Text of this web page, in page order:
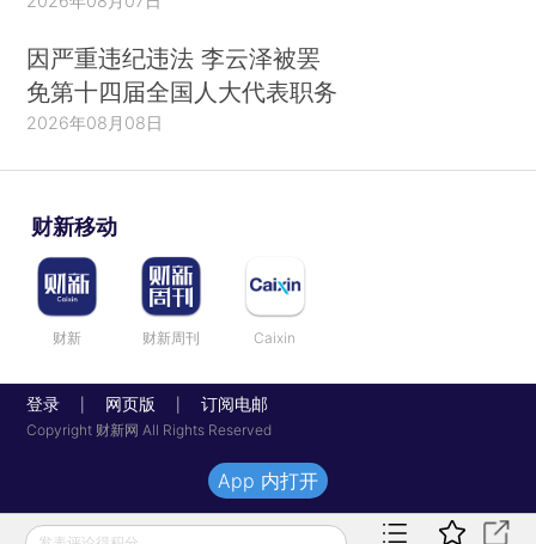
因严重违纪违法 李云泽被罢
免第十四届全国人大代表职务
2026年08月08日
财新移动
财新 财新周刊 Caixin
登录 网页版 订阅电邮
Copyright 财新网 All Rights Reserved
App 内打开